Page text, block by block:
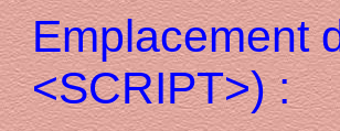
Emplacement
<SCRIPT>) :